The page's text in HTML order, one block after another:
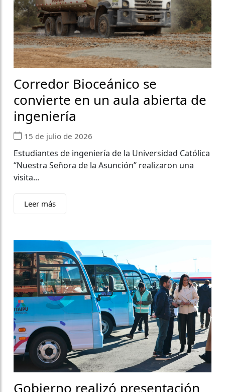
Corredor Bioceánico se
convierte en un aula abierta de
ingeniería
15 de julio de 2026
Estudiantes de ingeniería de la Universidad Católica
“Nuestra Señora de la Asunción” realizaron una
visita...
Leer más
Gobierno realizó presentación